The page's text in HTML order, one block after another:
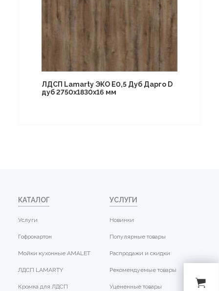
ЛДСП Lamarty ЭКО E0,5 Дуб Дарго D
дуб 2750х1830х16 мм
КАТАЛОГ
Услуги
Гофрокартон
Мойки кухонные AMALET
ЛДСП LAMARTY
Кромка для ЛДСП
УСЛУГИ
Новинки
Популярные товары
Распродажи и скидки
Рекомендуемые товары
Уцененные товары